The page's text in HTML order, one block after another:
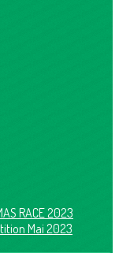
RACE 2023
Mai 2023